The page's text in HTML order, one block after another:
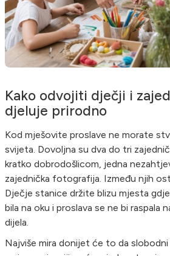
Kako odvojiti dječji i
djeluje prirodno
Kod mješovite proslave ne morate
svijeta. Dovoljna su dva do tri
kratko dobrodošlicom, jedna
zajednička fotografija. Između njih
Dječje stanice držite blizu mjesta
bila na oku i proslava se ne bi raspala
dijela.
Najviše mira donijet će to da